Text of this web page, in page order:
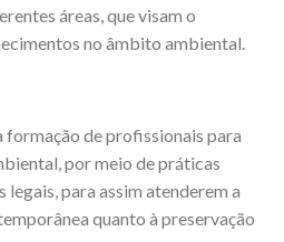
áreas, que visam o
no âmbito ambiental.
formação de profissionais para
por meio de práticas
para assim atenderem a
quanto à preservação